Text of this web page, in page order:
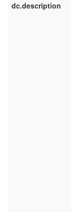
dc.description